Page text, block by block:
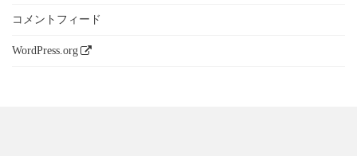
コメントフィード
WordPress.org